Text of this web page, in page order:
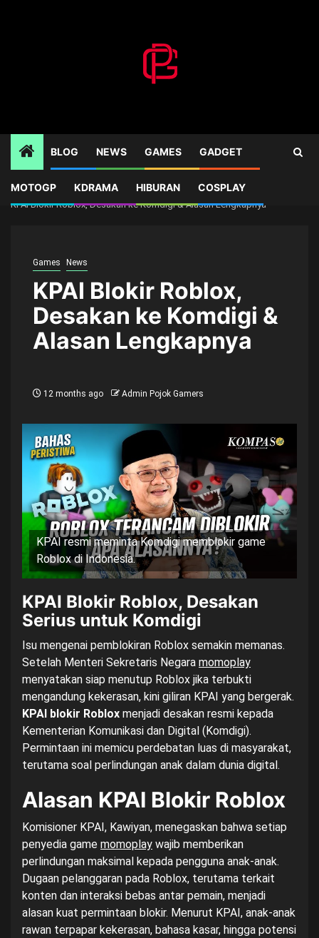
BLOG NEWS GAMES GADGET
MOTOGP KDRAMA HIBURAN COSPLAY
Home
Games
KPAI Blokir Roblox, Desakan ke Komdigi & Alasan Lengkapnya
Games News
KPAI Blokir Roblox,
Desakan ke Komdigi &
Alasan Lengkapnya
12 months ago Admin Pojok Gamers
KPAI resmi meminta Komdigi memblokir game
Roblox di Indonesia.
KPAI Blokir Roblox, Desakan
Serius untuk Komdigi
Isu mengenai pemblokiran Roblox semakin memanas.
Setelah Menteri Sekretaris Negara momoplay
menyatakan siap menutup Roblox jika terbukti
mengandung kekerasan, kini giliran KPAI yang bergerak.
KPAI blokir Roblox menjadi desakan resmi kepada
Kementerian Komunikasi dan Digital (Komdigi).
Permintaan ini memicu perdebatan luas di masyarakat,
terutama soal perlindungan anak dalam dunia digital.
Alasan KPAI Blokir Roblox
Komisioner KPAI, Kawiyan, menegaskan bahwa setiap
penyedia game momoplay wajib memberikan
perlindungan maksimal kepada pengguna anak-anak.
Dugaan pelanggaran pada Roblox, terutama terkait
konten dan interaksi bebas antar pemain, menjadi
alasan kuat permintaan blokir. Menurut KPAI, anak-anak
rawan terpapar kekerasan, bahasa kasar, hingga potensi